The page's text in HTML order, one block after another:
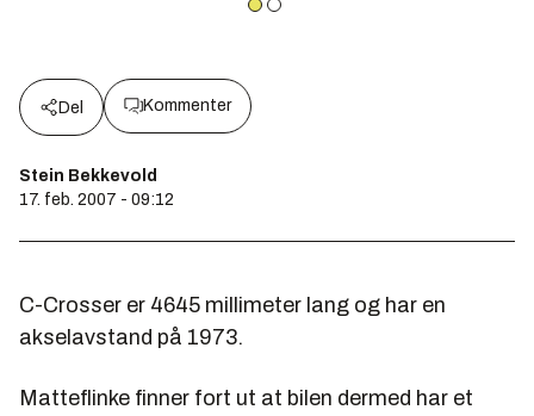
Del Kommenter
Stein Bekkevold
17. feb. 2007 - 09:12
C-Crosser er 4645 millimeter lang og har en
akselavstand på 1973.
Matteflinke finner fort ut at bilen dermed har et